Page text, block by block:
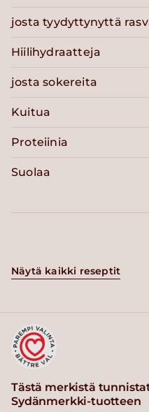
josta tyydyttynyttä
Hiilihydraatteja
josta sokereita
Kuitua
Proteiinia
Suolaa
Näytä kaikki reseptit
Tästä merkistä
Sydänmerkki-tuotteen